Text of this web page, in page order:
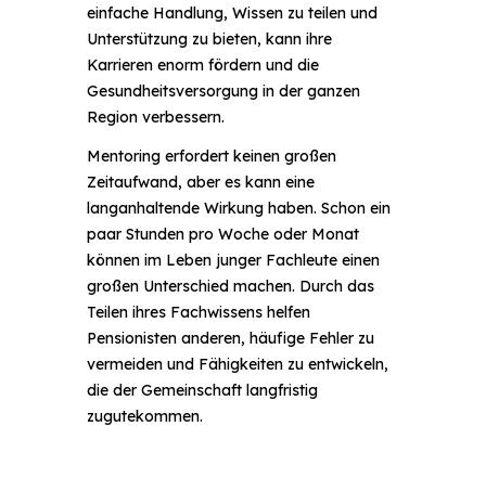
einfache Handlung, Wissen zu teilen und
Unterstützung zu bieten, kann ihre
Karrieren enorm fördern und die
Gesundheitsversorgung in der ganzen
Region verbessern.
Mentoring erfordert keinen großen
Zeitaufwand, aber es kann eine
langanhaltende Wirkung haben. Schon ein
paar Stunden pro Woche oder Monat
können im Leben junger Fachleute einen
großen Unterschied machen. Durch das
Teilen ihres Fachwissens helfen
Pensionisten anderen, häufige Fehler zu
vermeiden und Fähigkeiten zu entwickeln,
die der Gemeinschaft langfristig
zugutekommen.